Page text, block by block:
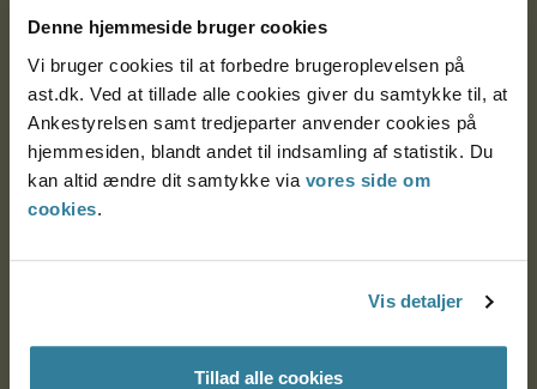
Denne hjemmeside bruger cookies
Vi bruger cookies til at forbedre brugeroplevelsen på
ast.dk. Ved at tillade alle cookies giver du samtykke til, at
Ankestyrelsen samt tredjeparter anvender cookies på
hjemmesiden, blandt andet til indsamling af statistik. Du
kan altid ændre dit samtykke via vores side om
cookies.
Vis detaljer
Tillad alle cookies
Om Ankestyrelsen
Om Ankestyrelsen
Blanketter og kontaktformularer
Links
Whistleblowerordning